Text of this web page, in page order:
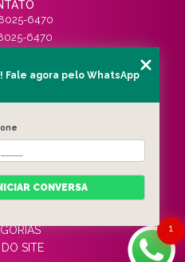
6470
6470
NOS!
SOMOS
DO SITE
1
Fale agora pelo WhatsApp
CONVERSA